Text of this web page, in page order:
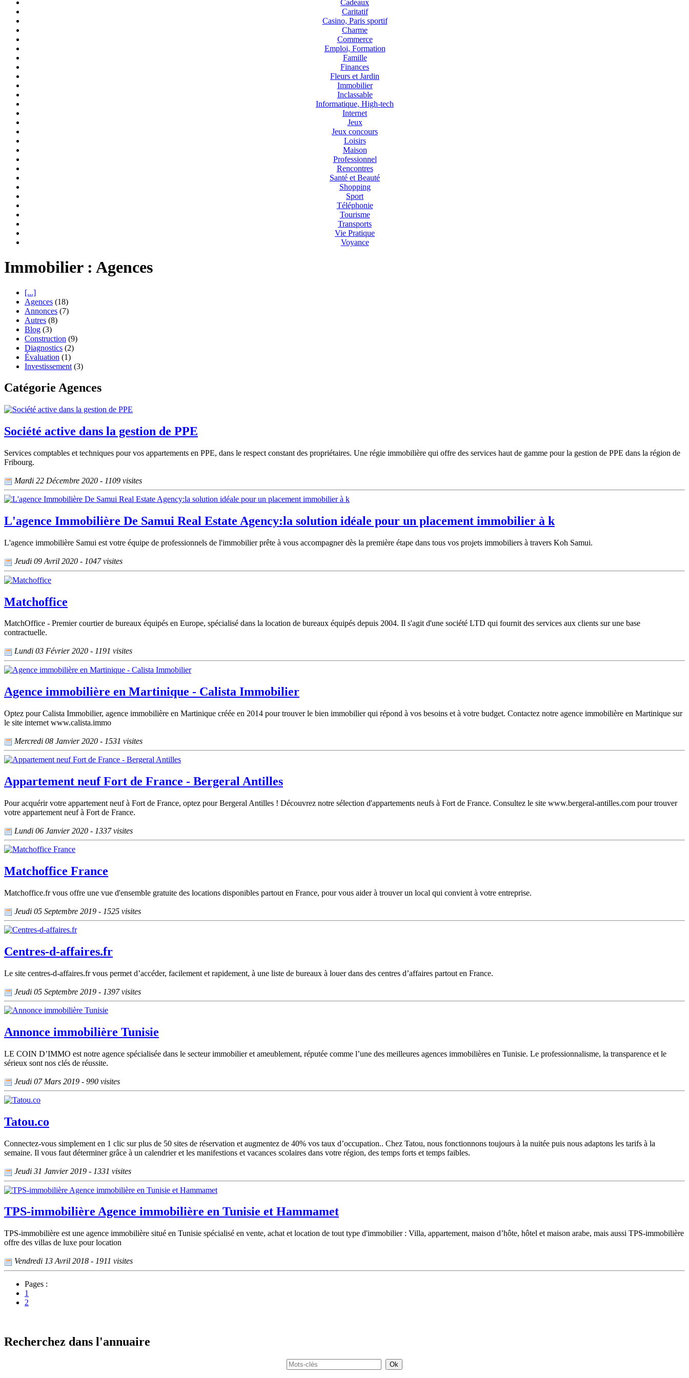
Cadeaux
Caritatif
Casino, Paris sportif
Charme
Commerce
Emploi, Formation
Famille
Finances
Fleurs et Jardin
Immobilier
Inclassable
Informatique, High-tech
Internet
Jeux
Jeux concours
Loisirs
Maison
Professionnel
Rencontres
Santé et Beauté
Shopping
Sport
Téléphonie
Tourisme
Transports
Vie Pratique
Voyance
Immobilier : Agences
[...]
Agences (18)
Annonces (7)
Autres (8)
Blog (3)
Construction (9)
Diagnostics (2)
Évaluation (1)
Investissement (3)
Catégorie Agences
Société active dans la gestion de PPE
Services comptables et techniques pour vos appartements en PPE, dans le respect constant des propriétaires. Une régie immobilière qui offre des services haut de gamme pour la gestion de PPE dans la région de
Fribourg.
Mardi 22 Décembre 2020 - 1109 visites
L'agence Immobilière De Samui Real Estate Agency:la solution idéale pour un placement immobilier à k
L'agence immobilière Samui est votre équipe de professionnels de l'immobilier prête à vous accompagner dès la première étape dans tous vos projets immobiliers à travers Koh Samui.
Jeudi 09 Avril 2020 - 1047 visites
Matchoffice
MatchOffice - Premier courtier de bureaux équipés en Europe, spécialisé dans la location de bureaux équipés depuis 2004. Il s'agit d'une société LTD qui fournit des services aux clients sur une base
contractuelle.
Lundi 03 Février 2020 - 1191 visites
Agence immobilière en Martinique - Calista Immobilier
Optez pour Calista Immobilier, agence immobilière en Martinique créée en 2014 pour trouver le bien immobilier qui répond à vos besoins et à votre budget. Contactez notre agence immobilière en Martinique sur
le site internet www.calista.immo
Mercredi 08 Janvier 2020 - 1531 visites
Appartement neuf Fort de France - Bergeral Antilles
Pour acquérir votre appartement neuf à Fort de France, optez pour Bergeral Antilles ! Découvrez notre sélection d'appartements neufs à Fort de France. Consultez le site www.bergeral-antilles.com pour trouver
votre appartement neuf à Fort de France.
Lundi 06 Janvier 2020 - 1337 visites
Matchoffice France
Matchoffice.fr vous offre une vue d'ensemble gratuite des locations disponibles partout en France, pour vous aider à trouver un local qui convient à votre entreprise.
Jeudi 05 Septembre 2019 - 1525 visites
Centres-d-affaires.fr
Le site centres-d-affaires.fr vous permet d’accéder, facilement et rapidement, à une liste de bureaux à louer dans des centres d’affaires partout en France.
Jeudi 05 Septembre 2019 - 1397 visites
Annonce immobilière Tunisie
LE COIN D’IMMO est notre agence spécialisée dans le secteur immobilier et ameublement, réputée comme l’une des meilleures agences immobilières en Tunisie. Le professionnalisme, la transparence et le
sérieux sont nos clés de réussite.
Jeudi 07 Mars 2019 - 990 visites
Tatou.co
Connectez-vous simplement en 1 clic sur plus de 50 sites de réservation et augmentez de 40% vos taux d’occupation.. Chez Tatou, nous fonctionnons toujours à la nuitée puis nous adaptons les tarifs à la
semaine. Il vous faut déterminer grâce à un calendrier et les manifestions et vacances scolaires dans votre région, des temps forts et temps faibles.
Jeudi 31 Janvier 2019 - 1331 visites
TPS-immobilière Agence immobilière en Tunisie et Hammamet
TPS-immobilière est une agence immobilière situé en Tunisie spécialisé en vente, achat et location de tout type d'immobilier : Villa, appartement, maison d’hôte, hôtel et maison arabe, mais aussi TPS-immobilière
offre des villas de luxe pour location
Vendredi 13 Avril 2018 - 1911 visites
Pages :
1
2
Recherchez dans l'annuaire